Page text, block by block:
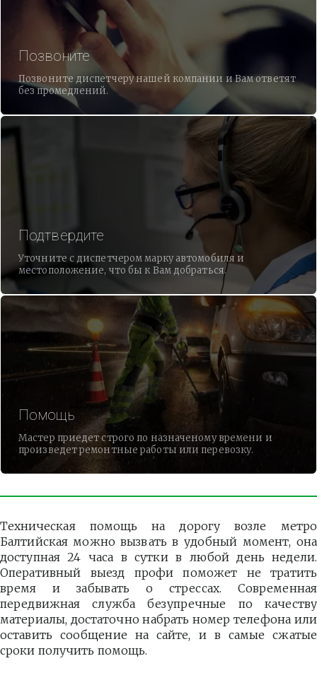
Позвоните
Позвоните диспетчеру нашей компании и Вам ответят
без промедлений.
Подтвердите
Уточните с диспетчером марку автомобиля и
местоположение, что бы к Вам добраться.
Помощь
Мастер приедет строго по назначеному времени и
произведет ремонтные работы или перевозку.
Техническая помощь на дорогу возле метро
Балтийская можно вызвать в удобный момент, она
доступная 24 часа в сутки в любой день недели.
Оперативный выезд профи поможет не тратить
время и забывать о стрессах. Современная
передвижная служба безупречные по качеству
материалы, достаточно набрать номер телефона или
оставить сообщение на сайте, и в самые сжатые
сроки получить помощь.